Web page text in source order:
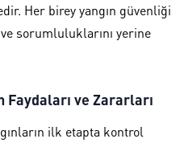
Her birey yangın güvenliği
sorumluluklarını yerine
Faydaları ve Zararları
ilk etapta kontrol